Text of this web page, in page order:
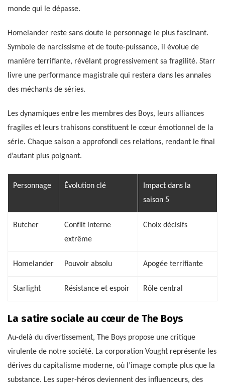
monde qui le dépasse.
Homelander reste sans doute le personnage le plus fascinant.
Symbole de narcissisme et de toute-puissance, il évolue de
manière terrifiante, révélant progressivement sa fragilité. Starr
livre une performance magistrale qui restera dans les annales
des méchants de séries.
Les dynamiques entre les membres des Boys, leurs alliances
fragiles et leurs trahisons constituent le cœur émotionnel de la
série. Chaque saison a approfondi ces relations, rendant le final
d’autant plus poignant.
Personnage Évolution clé
Impact dans la
saison 5
Butcher
Conflit interne
extrême
Choix décisifs
Homelander Pouvoir absolu Apogée terrifiante
Starlight Résistance et espoir Rôle central
La satire sociale au cœur de The Boys
Au-delà du divertissement, The Boys propose une critique
virulente de notre société. La corporation Vought représente les
dérives du capitalisme moderne, où l’image compte plus que la
substance. Les super-héros deviennent des influenceurs, des